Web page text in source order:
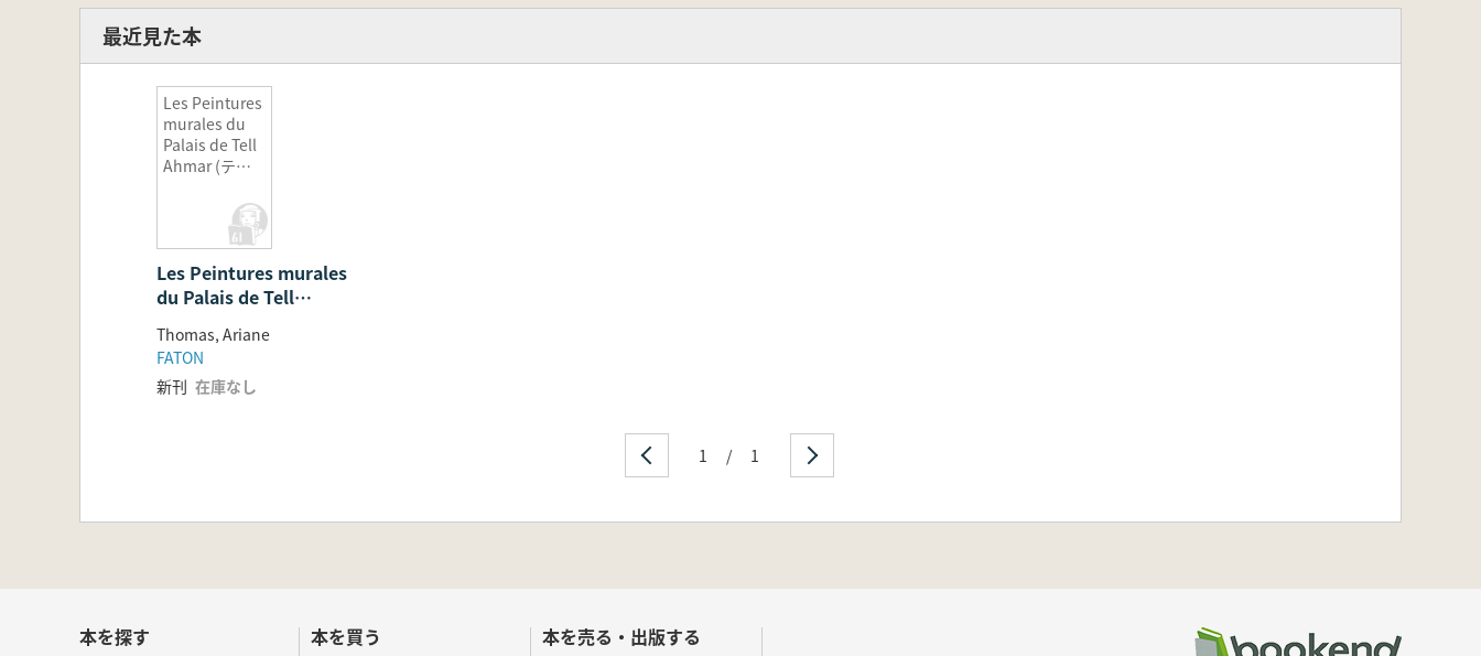
最近見た本
Les Peintures
murales du
Palais de Tell
Ahmar (ティ
宮殿の壁画)
Les Peintures murales
du Palais de Tell
Ahmar (ティル・バルシ
プ宮殿の壁画)
Thomas, Ariane
FATON
新刊 在庫なし
1 / 1
本を探す 本を買う 本を売る・出版する